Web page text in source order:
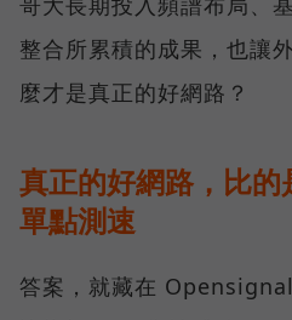
整合所累積的成果，也讓
麼才是真正的好網路？
真正的好網路，比
單點測速
答案，就藏在